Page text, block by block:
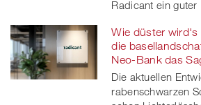
Radicant ein guter
Wie düster wird's
die
Neo-Bank das
Die aktuellen
rabenschwarzen